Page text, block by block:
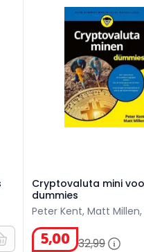
Cryptovaluta mini
dummies
Peter Kent, Matt
blz.
5,00 32,99